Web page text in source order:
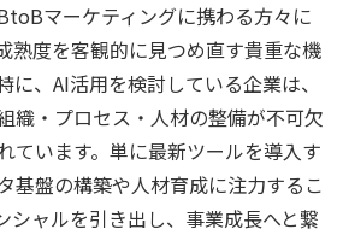
マーケティングに携わる方々に
熟度を客観的に見つめ直す貴重な機
に、AI活用を検討している企業は、
織・プロセス・人材の整備が不可欠
ています。単に最新ツールを導入す
基盤の構築や人材育成に注力するこ
シャルを引き出し、事業成長へと繋